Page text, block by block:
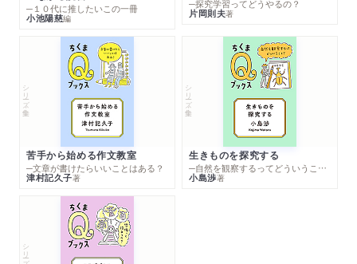
─１０代に推したいこの一冊
小池陽慈編
─探究学習ってどうやるの？
片岡則夫著
シリーズ・全集
苦手から始める作文教室
─文章が書けたらいいことはある？
津村記久子著
シリーズ・全集
生きものを探究する
─自然を観察するってどういうこと？
小島渉著
シリーズ・全集